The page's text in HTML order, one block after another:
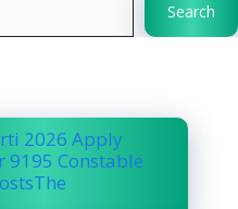
Search
2026 Apply
9195 Constable